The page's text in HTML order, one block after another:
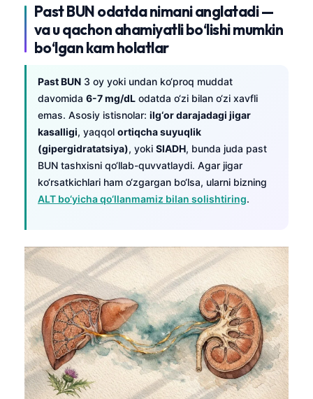
Past BUN odatda nimani anglatadi —
va u qachon ahamiyatli bo‘lishi mumkin
bo‘lgan kam holatlar
Past BUN 3 oy yoki undan ko‘proq muddat
davomida 6-7 mg/dL odatda o‘zi bilan o‘zi xavfli
emas. Asosiy istisnolar: ilg‘or darajadagi jigar
kasalligi, yaqqol ortiqcha suyuqlik
(gipergidratatsiya), yoki SIADH, bunda juda past
BUN tashxisni qo‘llab-quvvatlaydi. Agar jigar
ko‘rsatkichlari ham o‘zgargan bo‘lsa, ularni bizning
ALT bo‘yicha qo‘llanmamiz bilan solishtiring.